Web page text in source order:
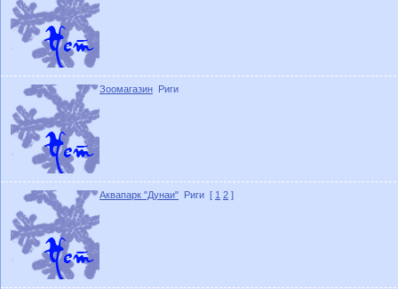
Зоомагазин Риги
Аквапарк "Дунаи" Риги [ 1 2 ]